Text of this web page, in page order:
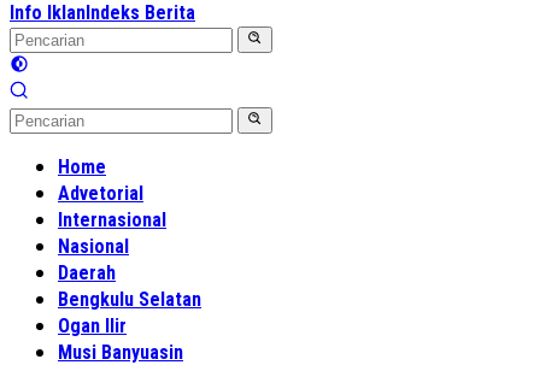
Info IklanIndeks Berita
Home
Advetorial
Internasional
Nasional
Daerah
Bengkulu Selatan
Ogan Ilir
Musi Banyuasin